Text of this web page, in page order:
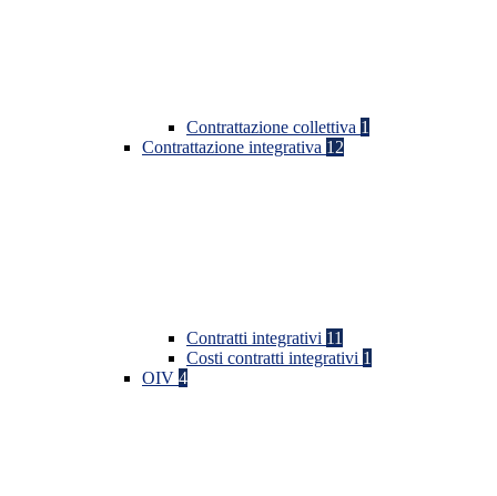
Contrattazione collettiva 1
Contrattazione integrativa 12
Contratti integrativi 11
Costi contratti integrativi 1
OIV 4